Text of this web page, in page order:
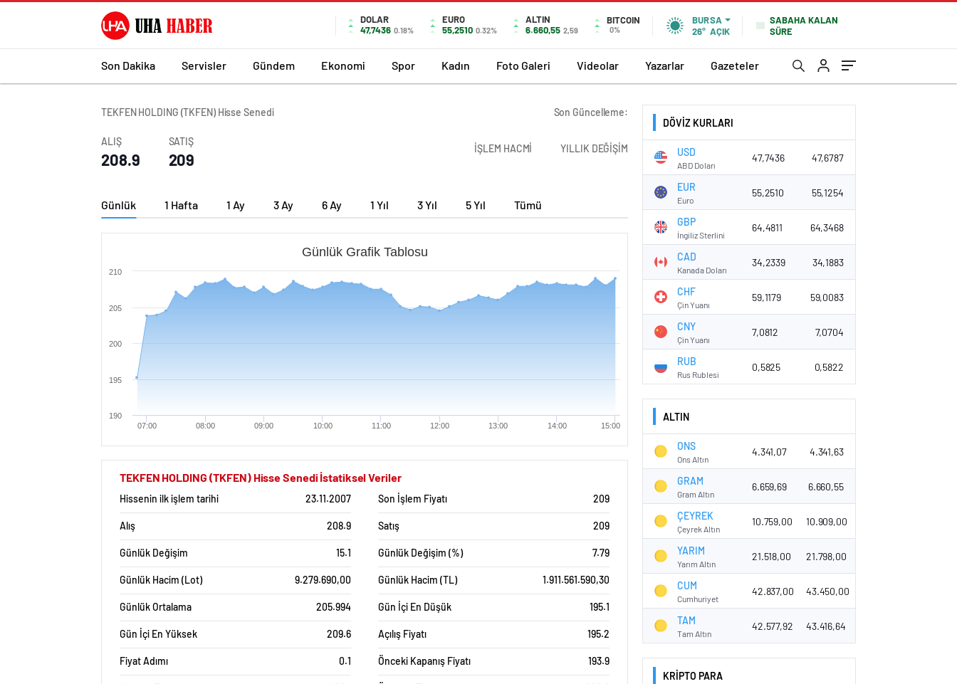
DOLAR
47,7436 0.18%
EURO
55,2510 0.32%
ALTIN
6.660,55 2,59
BITCOIN
0%
BURSA
26° AÇIK
SABAHA KALAN
SÜRE
Son Dakika Servisler Gündem Ekonomi Spor Kadın Foto Galeri Videolar Yazarlar Gazeteler
TEKFEN HOLDING (TKFEN) Hisse Senedi Son Güncelleme:
ALIŞ
208.9
SATIŞ
209
İŞLEM HACMİ YILLIK DEĞİŞİM
Günlük 1 Hafta 1 Ay 3 Ay 6 Ay 1 Yıl 3 Yıl 5 Yıl Tümü
Günlük Grafik Tablosu
07:00 08:00 09:00 10:00 11:00 12:00 13:00 14:00 15:00
190
195
200
205
210
TEKFEN HOLDING (TKFEN) Hisse Senedi İstatiksel Veriler
Hissenin ilk işlem tarihi 23.11.2007 Son İşlem Fiyatı 209
Alış 208.9 Satış 209
Günlük Değişim 15.1 Günlük Değişim (%) 7.79
Günlük Hacim (Lot) 9.279.690,00 Günlük Hacim (TL) 1.911.561.590,30
Günlük Ortalama 205.994 Gün İçi En Düşük 195.1
Gün İçi En Yüksek 209.6 Açılış Fiyatı 195.2
Fiyat Adımı 0.1 Önceki Kapanış Fiyatı 193.9
DÖVİZ KURLARI
USD
ABD Doları
47,7436 47,6787
EUR
Euro
55,2510 55,1254
GBP
İngiliz Sterlini
64,4811 64,3468
CAD
Kanada Doları
34,2339 34,1883
CHF
Çin Yuanı
59,1179 59,0083
CNY
Çin Yuanı
7,0812 7,0704
RUB
Rus Rublesi
0,5825 0,5822
ALTIN
ONS
Ons Altın
4.341,07 4.341,63
GRAM
Gram Altın
6.659,69 6.660,55
ÇEYREK
Çeyrek Altın
10.759,00 10.909,00
YARIM
Yarım Altın
21.518,00 21.798,00
CUM
Cumhuriyet
42.837,00 43.450,00
TAM
Tam Altın
42.577,92 43.416,64
KRİPTO PARA